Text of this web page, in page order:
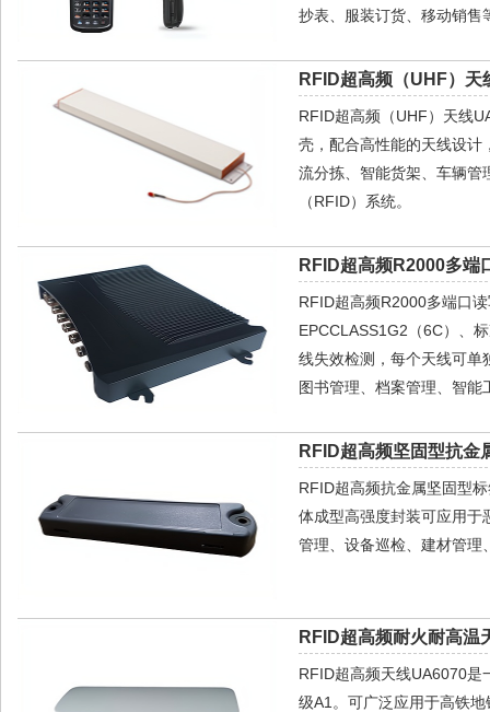
抄表、服装订货、移动销售
RFID超高频（UHF）天
RFID超高频（UHF）天线
壳，配合高性能的天线设计
流分拣、智能货架、车辆管
（RFID）系统。
RFID超高频R2000多端
RFID超高频R2000多端口
EPCCLASS1G2（6C）、
线失效检测，每个天线可单
图书管理、档案管理、智
RFID超高频坚固型抗金
RFID超高频抗金属坚固型
体成型高强度封装可应用于
管理、设备巡检、建材管理
RFID超高频耐火耐高温
RFID超高频天线UA6070是
级A1。可广泛应用于高铁